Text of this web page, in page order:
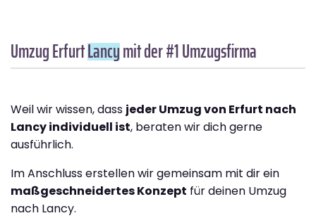
Umzug ErfurtLancymit der #1 Umzugsfirma
Weil wir wissen, dass jeder Umzug von Erfurt nach
Lancy individuell ist, beraten wir dich gerne
ausführlich.
Im Anschluss erstellen wir gemeinsam mit dir ein
maßgeschneidertes Konzept für deinen Umzug
nach Lancy.